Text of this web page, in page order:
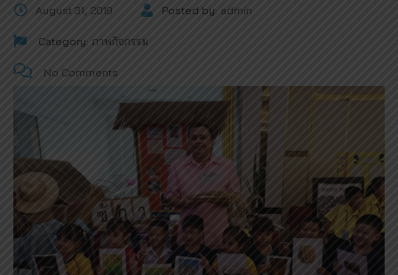
August 31, 2019 Posted by: admin
Category: ภาพกิจกรรม
No Comments